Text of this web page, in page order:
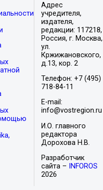
Адрес
учредителя,
издателя,
редакции: 117218,
Россия, г. Москва,
ул.
Кржижановского,
д.13, кор. 2
Телефон: +7 (495)
718-84-11
E-mail:
info@vostregion.ru
И.О. главного
редактора
Дорохова Н.В.
Разработчик
сайта –
INFOROS
2026